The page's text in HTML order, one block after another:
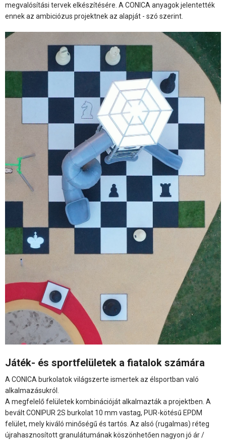
megvalósítási tervek elkészítésére. A CONICA anyagok jelentették
ennek az ambiciózus projektnek az alapját - szó szerint.
Játék- és sportfelületek a fiatalok számára
A CONICA burkolatok világszerte ismertek az élsportban való
alkalmazásukról.
A megfelelő felületek kombinációját alkalmazták a projektben. A
bevált CONIPUR 2S burkolat 10 mm vastag, PUR-kötésű EPDM
felület, mely kiváló minőségű és tartós. Az alsó (rugalmas) réteg
újrahasznosított granulátumának köszönhetően nagyon jó ár /